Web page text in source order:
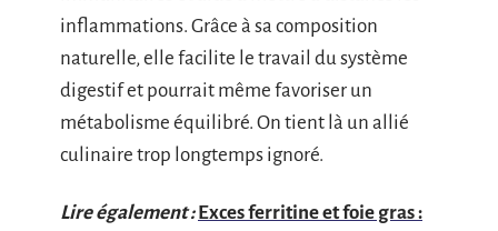
inflammations. Grâce à sa composition
naturelle, elle facilite le travail du système
digestif et pourrait même favoriser un
métabolisme équilibré. On tient là un allié
culinaire trop longtemps ignoré.
Lire également : Exces ferritine et foie gras :